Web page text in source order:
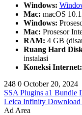
Windows:
Mac: macOS
Windows:
Mac: Prosesor
RAM: 4 GB
Ruang Hard
instalasi
Koneksi Internet:
248 0 October 20, 2024
SSA Plugins a1 Bundle
Leica Infinity Download
Ad Area